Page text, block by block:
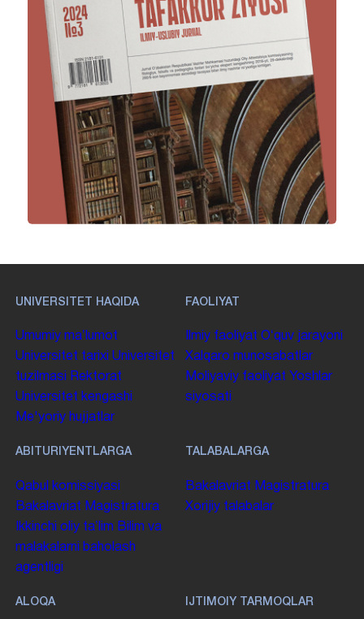
UNIVERSITET HAQIDA
Umumiy maʼlumot
Universitet tarixi Universitet
tuzilmasi
Rektorat
Universitet kengashi
Me'yoriy hujjatlar
FAOLIYAT
Ilmiy faoliyat Oʻquv jarayoni
Xalqaro munosabatlar
Moliyaviy faoliyat Yoshlar
siyosati
ABITURIYENTLARGA
Qabul komissiyasi
Bakalavriat Magistratura
Ikkinchi oliy taʼlim Bilim va
malakalarni baholash
agentligi
TALABALARGA
Bakalavriat Magistratura
Xorijiy talabalar
ALOQA IJTIMOIY TARMOQLAR